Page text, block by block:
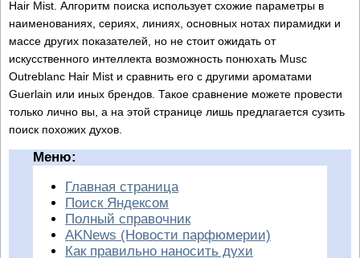
Hair Mist. Алгоритм поиска использует схожие параметры в
наименованиях, сериях, линиях, основных нотах пирамидки и
массе других показателей, но не стоит ожидать от
искусственного интеллекта возможность понюхать Musc
Outreblanc Hair Mist и сравнить его с другими ароматами
Guerlain или иных брендов. Такое сравнение можете провести
только лично вы, а на этой странице лишь предлагается сузить
поиск похожих духов.
Меню:
Главная страница
Поиск Яндексом
Полный справочник
AKNews (Новости парфюмерии)
Как правильно наносить духи